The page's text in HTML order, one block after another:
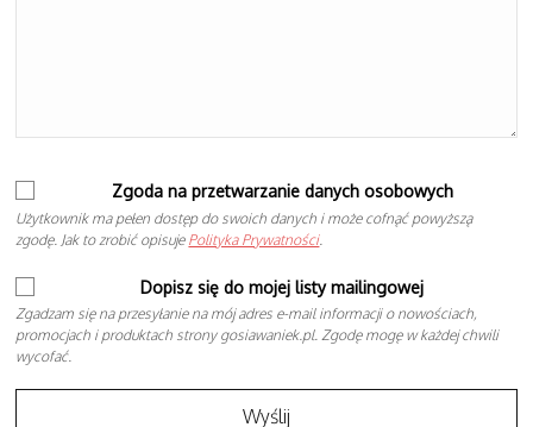
Zgoda na przetwarzanie danych osobowych
Użytkownik ma pełen dostęp do swoich danych i może cofnąć powyższą
zgodę. Jak to zrobić opisuje Polityka Prywatności.
Dopisz się do mojej listy mailingowej
Zgadzam się na przesyłanie na mój adres e-mail informacji o nowościach,
promocjach i produktach strony gosiawaniek.pl. Zgodę mogę w każdej chwili
wycofać.